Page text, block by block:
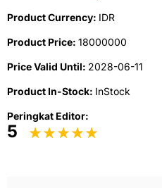
Product Currency: IDR
Product Price: 18000000
Price Valid Until: 2028-06-11
Product In-Stock: InStock
Peringkat Editor:
5